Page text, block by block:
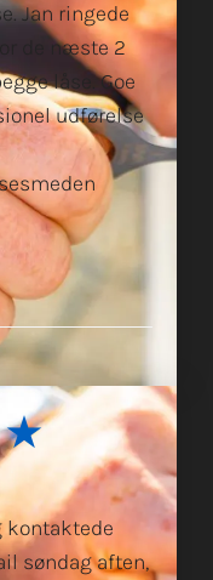
Jan ringede
de næste 2
låse. Goe
udførelse
kontaktede
søndag aften,